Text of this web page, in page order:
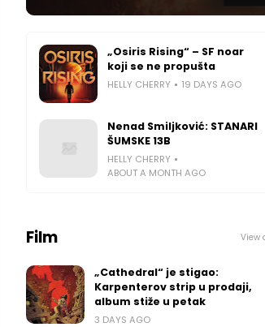
„Osiris Rising“ – SF noar
koji se ne propušta
HELLY CHERRY 19 DAYS AGO
Nenad Smiljković: STANARI
ŠUMSKE 13B
HELLY CHERRY
ABOUT A MONTH AGO
Film View
„Cathedral“ je stigao:
Karpenterov strip u prodaji,
album stiže u petak
3 DAYS AGO